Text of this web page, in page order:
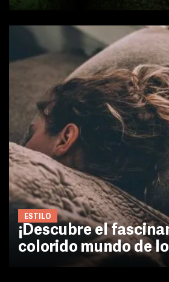
ESTILO
¡Descubre el
colorido mundo de